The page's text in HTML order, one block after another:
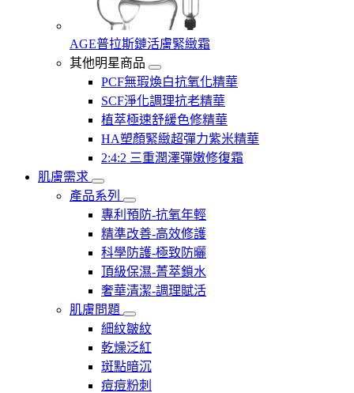
AGE普拉斯鏈活膚緊緻霜
其他明星商品
PCF無瑕煥白抗氧化精華
SCF淨化調理抗老精華
植萃極速舒緩色修精華
HA塑顏緊緻超彈力紫米精華
2:4:2 三重潤澤彈嫩修復霜
肌膚需求
產品系列
專利預防-抗氧年輕
精準改善-高效修護
科學防護-極致防曬
頂級保濕-菁萃鎖水
奢華清潔-調理賦活
肌膚問題
細紋皺紋
乾燥泛紅
斑點暗沉
痘痘粉刺